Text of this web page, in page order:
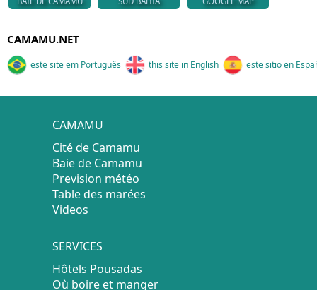
CAMAMU.NET
este site em Português this site in English este sitio en
CAMAMU
Cité de Camamu
Baie de Camamu
Prevision météo
Table des marées
Videos
SERVICES
Hôtels Pousadas
Où boire et manger